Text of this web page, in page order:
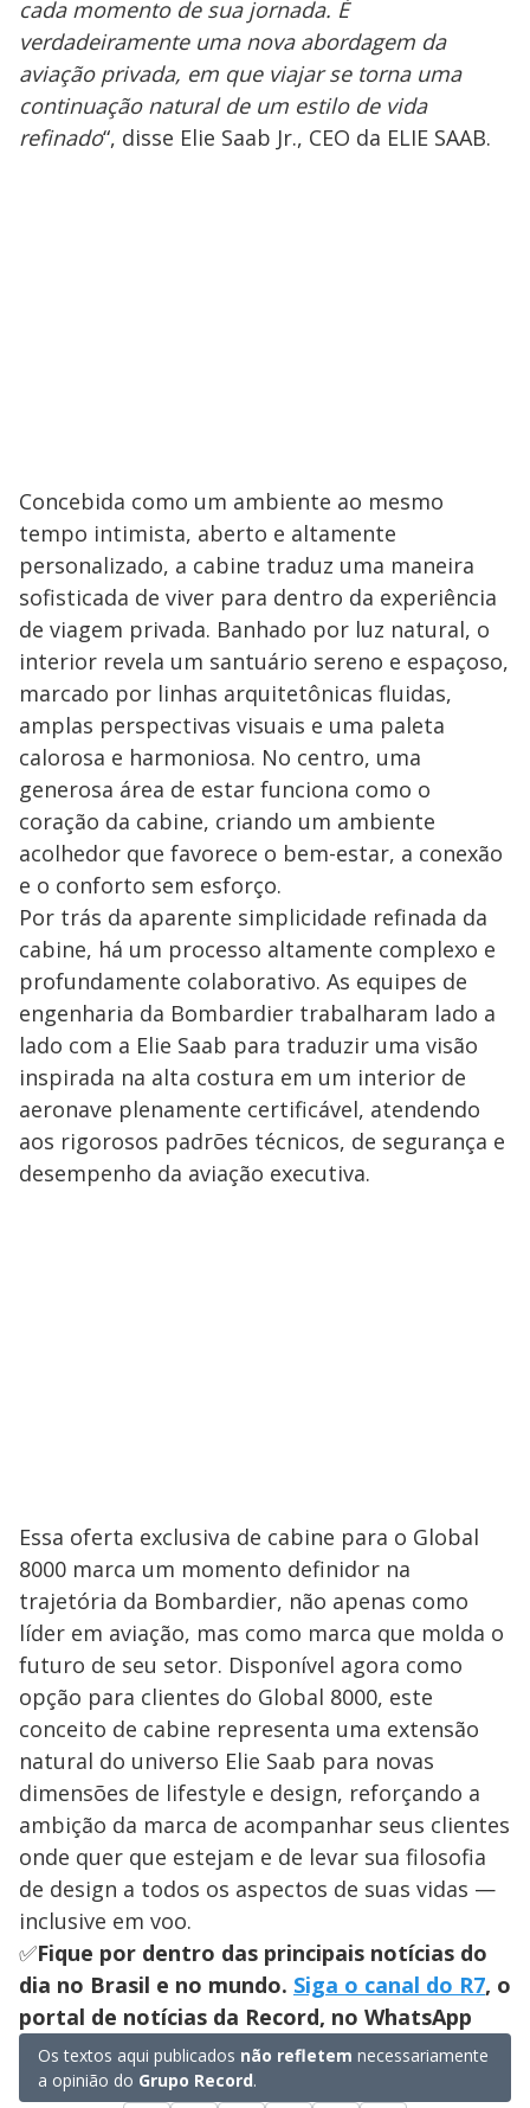
cada momento de sua jornada. É
verdadeiramente uma nova abordagem da
aviação privada, em que viajar se torna uma
continuação natural de um estilo de vida
refinado“, disse Elie Saab Jr., CEO da ELIE SAAB.
Concebida como um ambiente ao mesmo
tempo intimista, aberto e altamente
personalizado, a cabine traduz uma maneira
sofisticada de viver para dentro da experiência
de viagem privada. Banhado por luz natural, o
interior revela um santuário sereno e espaçoso,
marcado por linhas arquitetônicas fluidas,
amplas perspectivas visuais e uma paleta
calorosa e harmoniosa. No centro, uma
generosa área de estar funciona como o
coração da cabine, criando um ambiente
acolhedor que favorece o bem-estar, a conexão
e o conforto sem esforço.
Por trás da aparente simplicidade refinada da
cabine, há um processo altamente complexo e
profundamente colaborativo. As equipes de
engenharia da Bombardier trabalharam lado a
lado com a Elie Saab para traduzir uma visão
inspirada na alta costura em um interior de
aeronave plenamente certificável, atendendo
aos rigorosos padrões técnicos, de segurança e
desempenho da aviação executiva.
Essa oferta exclusiva de cabine para o Global
8000 marca um momento definidor na
trajetória da Bombardier, não apenas como
líder em aviação, mas como marca que molda o
futuro de seu setor. Disponível agora como
opção para clientes do Global 8000, este
conceito de cabine representa uma extensão
natural do universo Elie Saab para novas
dimensões de lifestyle e design, reforçando a
ambição da marca de acompanhar seus clientes
onde quer que estejam e de levar sua filosofia
de design a todos os aspectos de suas vidas —
inclusive em voo.
✅Fique por dentro das principais notícias do
dia no Brasil e no mundo. Siga o canal do R7, o
portal de notícias da Record, no WhatsApp
Os textos aqui publicados não refletem necessariamente
a opinião do Grupo Record.